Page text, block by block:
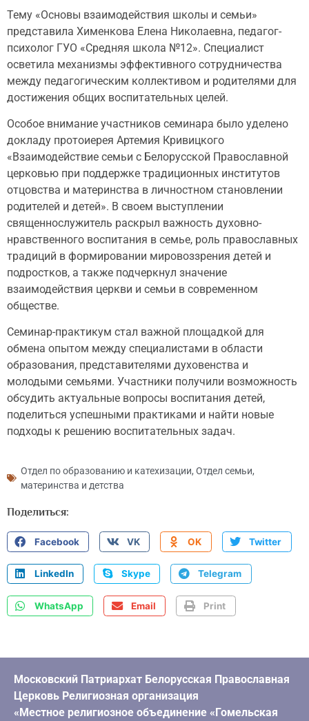
Тему «Основы взаимодействия школы и семьи»
представила Хименкова Елена Николаевна, педагог-
психолог ГУО «Средняя школа №12». Специалист
осветила механизмы эффективного сотрудничества
между педагогическим коллективом и родителями для
достижения общих воспитательных целей.
Особое внимание участников семинара было уделено
докладу протоиерея Артемия Кривицкого
«Взаимодействие семьи с Белорусской Православной
церковью при поддержке традиционных институтов
отцовства и материнства в личностном становлении
родителей и детей». В своем выступлении
священнослужитель раскрыл важность духовно-
нравственного воспитания в семье, роль православных
традиций в формировании мировоззрения детей и
подростков, а также подчеркнул значение
взаимодействия церкви и семьи в современном
обществе.
Семинар-практикум стал важной площадкой для
обмена опытом между специалистами в области
образования, представителями духовенства и
молодыми семьями. Участники получили возможность
обсудить актуальные вопросы воспитания детей,
поделиться успешными практиками и найти новые
подходы к решению воспитательных задач.
Отдел по образованию и катехизации, Отдел семьи,
материнства и детства
Поделиться:
Facebook VK OK Twitter
LinkedIn Skype Telegram
WhatsApp Email Print
Московский Патриархат Белорусская Православная
Церковь Религиозная организация
«Местное религиозное объединение «Гомельская